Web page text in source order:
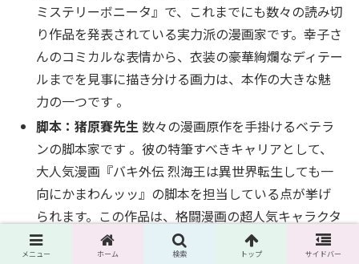
ミステリーボニータ』で、これまでにも数々の読み切
り作品を発表されている実力派の漫画家です。幸子さ
んのコミカルな表情から、衣装の豪華絢爛なディテー
ルまでを見事に描き分ける画力は、本作の大きな魅
力の一つです 。
脚本：猪原賽先生数々の漫画原作を手掛けるベテラ
ンの脚本家です 。彼の特筆すべきキャリアとして、
大人気漫画『バキ外伝 烈海王は異世界転生しても一
向にかまわんッッ』の脚本を担当している点が挙げ
られます。この作品は、格闘漫画の超人気キャラクタ
ー「烈海王」が異世界転生するという、本作と通じ
メニュー ホーム 検索 トップ サイドバー